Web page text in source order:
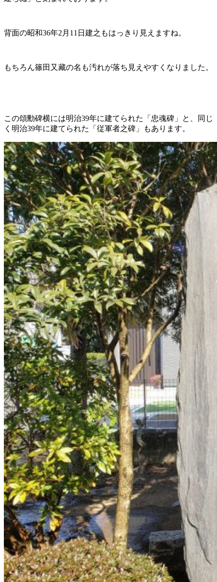
背面の昭和36年2月11日建之もはっきり見えますね。
もちろん篠田又藏の名も汚れが落ち見えやすくなりました。
この頌勳碑横には明治39年に建てられた「忠魂碑」と、同じ
く明治39年に建てられた「従軍者之碑」もあります。